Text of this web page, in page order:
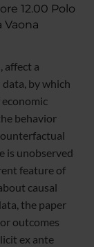
12.00 Polo
Vaona
affect a
by which
behavior
is unobserved
feature of
causal
the paper
outcomes
ex ante